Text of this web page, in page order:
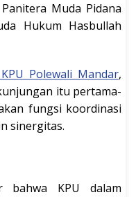
Muda Pidana
Hukum Hasbullah
Polewali Mandar,
itu pertama-
fungsi koordinasi
sinergitas.
bahwa KPU dalam